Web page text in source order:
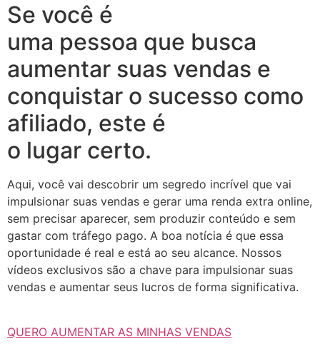
Se você é
uma pessoa que busca
aumentar suas vendas e
conquistar o sucesso como
afiliado, este é
o lugar certo.
Aqui, você vai descobrir um segredo incrível que vai
impulsionar suas vendas e gerar uma renda extra online,
sem precisar aparecer, sem produzir conteúdo e sem
gastar com tráfego pago. A boa notícia é que essa
oportunidade é real e está ao seu alcance. Nossos
vídeos exclusivos são a chave para impulsionar suas
vendas e aumentar seus lucros de forma significativa.
QUERO AUMENTAR AS MINHAS VENDAS